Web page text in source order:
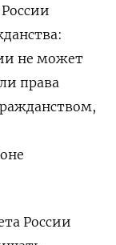
не может
права
России